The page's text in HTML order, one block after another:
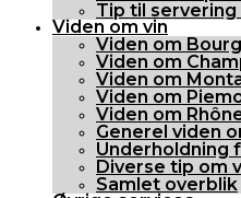
Tip til
Viden om vin
Viden om
Viden om
Viden om
Viden om
Viden om
Generel viden
Underholdning
Diverse tip om
Samlet overblik